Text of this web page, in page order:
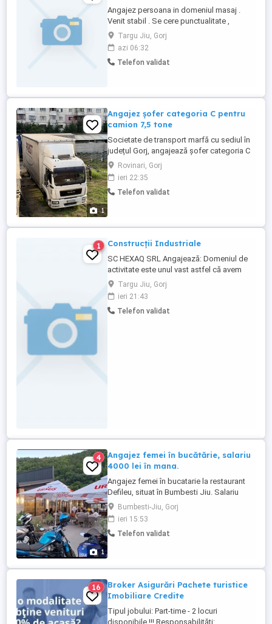
Angajez persoana in domeniul masaj .
Venit stabil . Se cere punctualitate ,
responsabilitate , persoana comunicativa
Targu Jiu, Gorj
azi 06:32
Telefon validat
1
Angajez șofer categoria C pentru
camion 7,5 tone
Societate de transport marfă cu sediul în
județul Gorj, angajează șofer categoria C
pe 7,5 tone, pentru comunitate! Diurna 90
zi. Rog seriozitate! Pentru detalii apelați
Rovinari, Gorj
ieri 22:35
Telefon validat
1 Construcții Industriale
SC HEXAQ SRL Angajează: Domeniul de
activitate este unul vast astfel că avem
nevoie atât de oameni necalificati dar și
de persoane calificate ! - protecții
industriale prin izolații termice cu vata și
tabla - protecții cu cauciuc - protecții cu
Targu Jiu, Gorj
ieri 21:43
Telefon validat
1
4
Angajez femei în bucătărie, salariu
4000 lei în mana.
Angajez femei în bucatarie la restaurant
Defileu, situat în Bumbesti Jiu. Salariu
atractiv și condiții avantajoase de munca.
Detalii la telefon.
Bumbesti-Jiu, Gorj
ieri 15:53
Telefon validat
16
Broker Asigurări Pachete turistice
Imobiliare Credite
Tipul jobului: Part-time - 2 locuri
disponibile !!! Responsabilități: